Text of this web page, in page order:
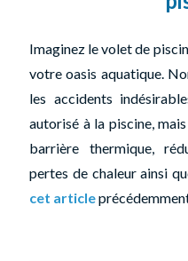
Imaginez le volet de
votre oasis aquatique.
les accidents
autorisé à la piscine,
barrière thermique,
pertes de chaleur ainsi
cet article